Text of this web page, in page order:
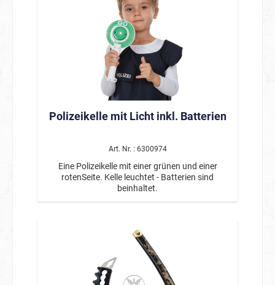
Polizeikelle mit Licht inkl. Batterien
Art. Nr. : 6300974
Eine Polizeikelle mit einer grünen und einer
rotenSeite. Kelle leuchtet - Batterien sind
beinhaltet.